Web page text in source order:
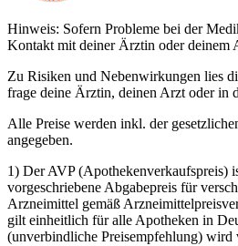
Hinweis: Sofern Probleme bei der
Kontakt mit deiner Ärztin oder deinem
Zu Risiken und Nebenwirkungen lies
frage deine Ärztin, deinen Arzt oder in
Alle Preise werden inkl. der
angegeben.
1) Der AVP (Apothekenverkaufspreis)
vorgeschriebene Abgabepreis für
Arzneimittel gemäß
gilt einheitlich für alle Apotheken in
(unverbindliche Preisempfehlung)